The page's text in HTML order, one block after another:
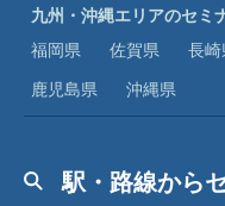
九州・沖縄エリアのセミ
福岡県
佐賀県 長崎
鹿児島県
沖縄県
駅・路線から